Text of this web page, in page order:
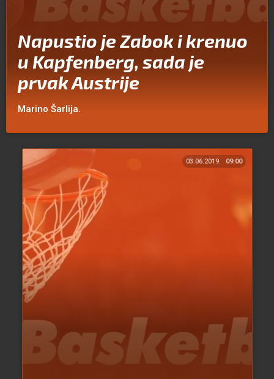
Napustio je Zabok i krenuo
u Kapfenberg, sada je
prvak Austrije
Marino Šarlija.
03.06.2019. 09:00